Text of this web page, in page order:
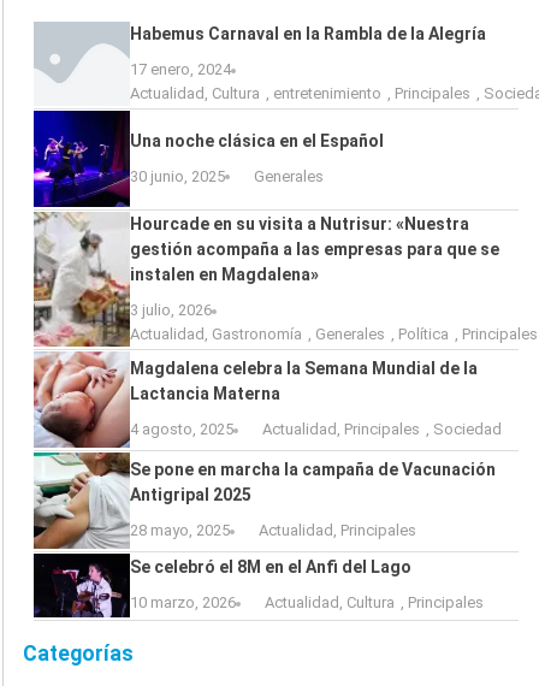
Habemus Carnaval en la Rambla de la Alegría
17 enero, 2024
Actualidad , Cultura , entretenimiento , Principales ,
Una noche clásica en el Español
30 junio, 2025 Generales
Hourcade en su visita a Nutrisur: «Nuestra
gestión acompaña a las empresas para que se
instalen en Magdalena»
3 julio, 2026
Actualidad , Gastronomía , Generales , Política , Principales
Magdalena celebra la Semana Mundial de la
Lactancia Materna
4 agosto, 2025 Actualidad , Principales , Sociedad
Se pone en marcha la campaña de Vacunación
Antigripal 2025
28 mayo, 2025 Actualidad , Principales
Se celebró el 8M en el Anfi del Lago
10 marzo, 2026 Actualidad , Cultura , Principales
Categorías